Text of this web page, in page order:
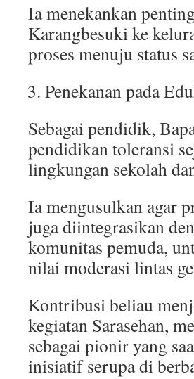
Ia menekankan
Karangbesuki ke
proses menuju status
Penekanan pada
Sebagai pendidik,
pendidikan toleransi
lingkungan sekolah
Ia mengusulkan agar
juga diintegrasikan
komunitas pemuda,
nilai moderasi lintas
Kontribusi beliau
kegiatan Sarasehan,
sebagai pionir yang
inisiatif serupa di